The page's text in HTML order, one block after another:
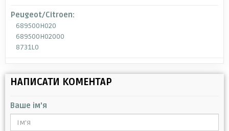
Peugeot/Citroen:
689500H020
689500H02000
8731L0
НАПИСАТИ КОМЕНТАР
Ваше ім'я